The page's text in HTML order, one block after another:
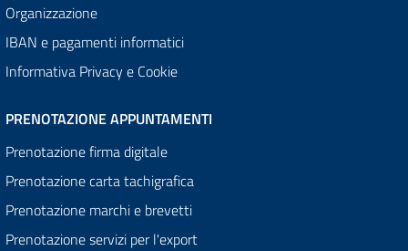
Organizzazione
IBAN e pagamenti informatici
Informativa Privacy e Cookie
PRENOTAZIONE APPUNTAMENTI
Prenotazione firma digitale
Prenotazione carta tachigrafica
Prenotazione marchi e brevetti
Prenotazione servizi per l'export